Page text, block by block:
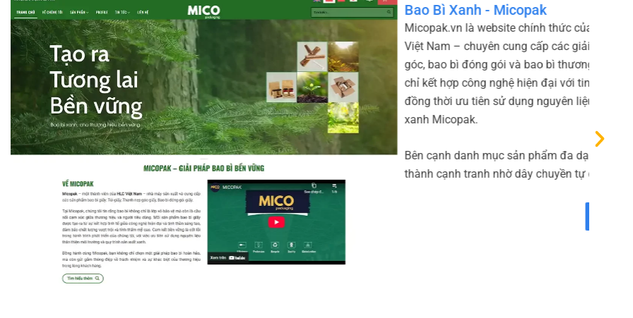
Bao Bì Xanh - Micopak
Micopak.vn là website chính thức của Công ty Cổ phần Micopak – thành viên của HLC
Việt Nam – chuyên cung cấp các giải pháp bao bì giấy bền vững như túi giấy, thanh nẹp
góc, bao bì đóng gói và bao bì thương mại điện tử. Trang chủ “Về Micopak” giới thiệu tôn
chỉ kết hợp công nghệ hiện đại với tinh thần sáng tạo để tạo ra sản phẩm chất lượng cao,
đồng thời ưu tiên sử dụng nguyên liệu thân thiện với môi trường và quy trình sản xuất
xanh Micopak.
Bên cạnh danh mục sản phẩm đa dạng, Micopak còn nhấn mạnh các ưu điểm như giá
thành cạnh tranh nhờ dây chuyền tự động